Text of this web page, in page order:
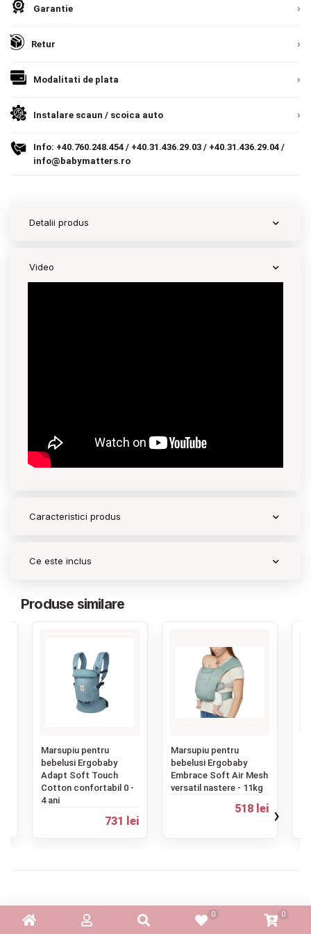
Copyright 2026 BabyMatters
Garantie
Retur
Modalitati de plata
Instalare scaun / scoica auto
Info: +40.760.248.454 / +40.31.436.29.03 / +40.31.436.29.04 /
info@babymatters.ro
Detalii produs
Video
Caracteristici produs
Ce este inclus
Produse similare
Marsupiu pentru
bebelusi Ergobaby
Adapt Soft Touch
Cotton confortabil 0 -
4 ani
731 lei
Marsupiu pentru
bebelusi Ergobaby
Embrace Soft Air Mesh
versatil nastere - 11kg
518 lei ›